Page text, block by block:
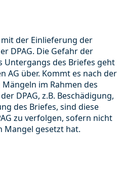
der Einlieferung der
DPAG. Die Gefahr der
Untergangs des Briefes geht
AG über. Kommt es nach der
im Rahmen des
DPAG, z.B. Beschädigung,
des Briefes, sind diese
zu verfolgen, sofern nicht
Mangel gesetzt hat.